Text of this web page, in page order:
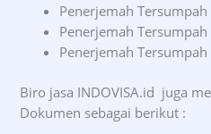
Penerjemah Tersumpah
Penerjemah
Penerjemah
Biro jasa INDOVISA.id juga
Dokumen sebagai berikut :